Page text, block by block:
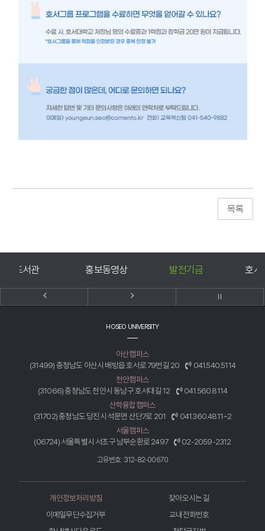
홍보동영상 발전기금 호서신문고
HOSEO UNIVERSITY
아산캠퍼스
(31499) 충청남도 아산시 배방읍 호서로 79번길 20
041.540.5114
천안캠퍼스
(31066) 충청남도 천안시 동남구 호서대길 12
041.560.8114
산학융합캠퍼스
(31702) 충청남도 당진시 석문면 산단7로 201
041.360.4811~2
서울캠퍼스
(06724) 서울특별시 서초구 남부순환로 2497
02-2059-2312
고유번호: 312-82-00670
개인정보처리방침
찾아오시는 길
이메일무단수집거부
교내전화번호